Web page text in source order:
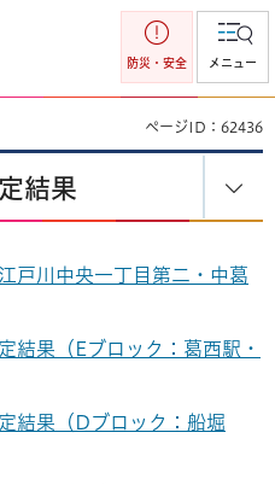
防災・安全 メニュー
ページID：62436
結果
戸川中央一丁目第二・中葛
結果（Eブロック：葛西駅・
結果（Dブロック：船堀